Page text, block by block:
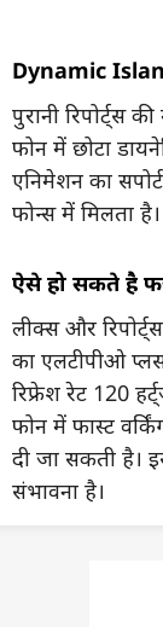
Dynamic
पुरानी रिपोर्ट्स
फोन में छोटा
एनिमेशन का
फोन्स में मिलता है।
ऐसे हो सकते है
लीक्स और
का एलटीपीओ
रिफ्रेश रेट 120
फोन में फास्ट
दी जा सकती है।
संभावना है।